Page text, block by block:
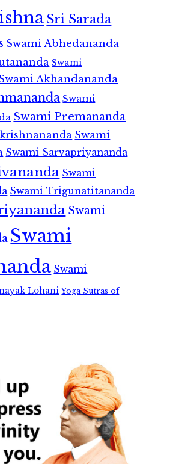
Sri Sarada
Swami Abhedananda
Swami
Akhandananda
Swami
Swami Premananda
Swami
Swami Sarvapriyananda
Swami
Swami Trigunatitananda
Swami
Swami
Swami
Lohani Yoga Sutras of